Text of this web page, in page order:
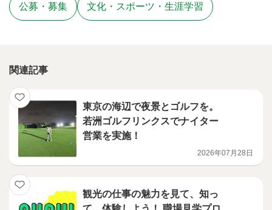
公募・募集 文化・スポーツ・生涯学習
関連記事
東京の海辺で夜景とゴルフを。
若洲ゴルフリンクスでナイター
営業を実施！
2026年07月28日
観光の仕事の魅力を見て、知っ